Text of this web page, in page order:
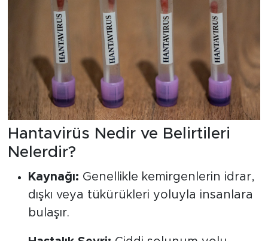
Hantavirüs Nedir ve Belirtileri
Nelerdir?
Kaynağı: Genellikle kemirgenlerin idrar,
dışkı veya tükürükleri yoluyla insanlara
bulaşır.